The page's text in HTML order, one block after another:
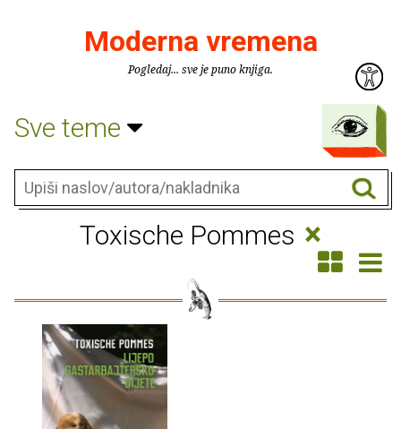
Moderna vremena
Pogledaj... sve je puno knjiga.
Sve teme
Toxische Pommes ×